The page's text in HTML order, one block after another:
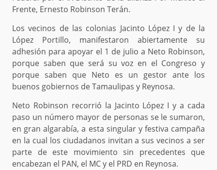
Frente, Ernesto Robinson Terán.
Los vecinos de las colonias Jacinto López I y de la
López Portillo, manifestaron abiertamente su
adhesión para apoyar el 1 de julio a Neto Robinson,
porque saben que será su voz en el Congreso y
porque saben que Neto es un gestor ante los
buenos gobiernos de Tamaulipas y Reynosa.
Neto Robinson recorrió la Jacinto López I y a cada
paso un número mayor de personas se le sumaron,
en gran algarabía, a esta singular y festiva campaña
en la cual los ciudadanos invitan a sus vecinos a ser
parte de este movimiento sin precedentes que
encabezan el PAN, el MC y el PRD en Reynosa.